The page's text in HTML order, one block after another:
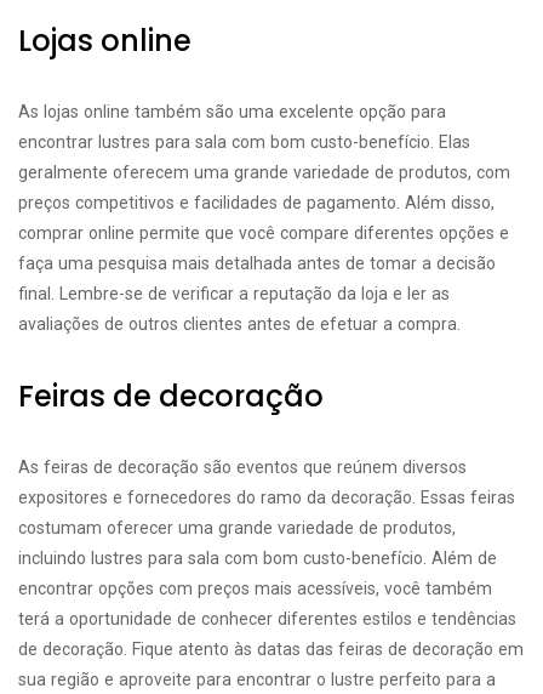
Lojas online
As lojas online também são uma excelente opção para
encontrar lustres para sala com bom custo-benefício. Elas
geralmente oferecem uma grande variedade de produtos, com
preços competitivos e facilidades de pagamento. Além disso,
comprar online permite que você compare diferentes opções e
faça uma pesquisa mais detalhada antes de tomar a decisão
final. Lembre-se de verificar a reputação da loja e ler as
avaliações de outros clientes antes de efetuar a compra.
Feiras de decoração
As feiras de decoração são eventos que reúnem diversos
expositores e fornecedores do ramo da decoração. Essas feiras
costumam oferecer uma grande variedade de produtos,
incluindo lustres para sala com bom custo-benefício. Além de
encontrar opções com preços mais acessíveis, você também
terá a oportunidade de conhecer diferentes estilos e tendências
de decoração. Fique atento às datas das feiras de decoração em
sua região e aproveite para encontrar o lustre perfeito para a